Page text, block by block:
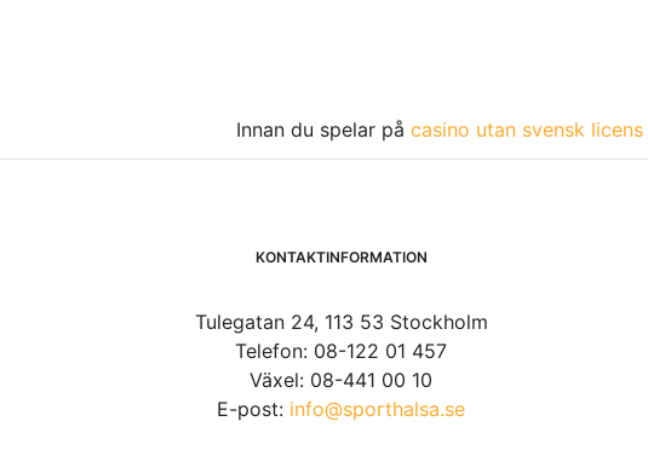
Innan du spelar på casino utan svensk licens
KONTAKTINFORMATION
Tulegatan 24, 113 53 Stockholm
Telefon: 08-122 01 457
Växel: 08-441 00 10
E-post: info@sporthalsa.se